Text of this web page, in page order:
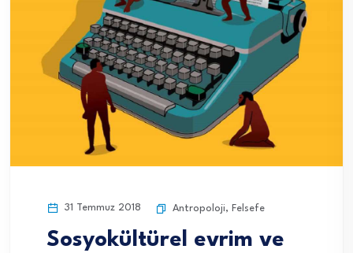
31 Temmuz 2018 Antropoloji, Felsefe
Sosyokültürel evrim ve